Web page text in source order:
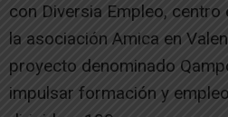
con Diversia Empleo,
la asociación Amica en
proyecto denominado
impulsar formación y